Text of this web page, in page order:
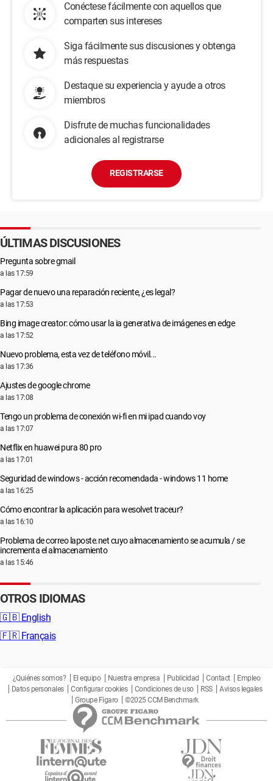
Conéctese fácilmente con aquellos que
comparten sus intereses
Siga fácilmente sus discusiones y obtenga
más respuestas
Destaque su experiencia y ayude a otros
miembros
Disfrute de muchas funcionalidades
adicionales al registrarse
REGISTRARSE
ÚLTIMAS DISCUSIONES
Pregunta sobre gmail
a las 17:59
Pagar de nuevo una reparación reciente, ¿es legal?
a las 17:53
Bing image creator: cómo usar la ia generativa de imágenes en edge
a las 17:52
Nuevo problema, esta vez de teléfono móvil...
a las 17:36
Ajustes de google chrome
a las 17:08
Tengo un problema de conexión wi-fi en mi ipad cuando voy
a las 17:07
Netflix en huawei pura 80 pro
a las 17:01
Seguridad de windows - acción recomendada - windows 11 home
a las 16:25
Cómo encontrar la aplicación para wesolvet traceur?
a las 16:10
Problema de correo laposte.net cuyo almacenamiento se acumula / se
incrementa el almacenamiento
a las 15:46
OTROS IDIOMAS
🇬🇧 English
🇫🇷 Français
¿Quiénes somos? El equipo Nuestra empresa Publicidad Contact
Empleo
Datos personales
Configurar cookies Condiciones de uso RSS
Avisos legales
Groupe Figaro
©2025 CCM Benchmark